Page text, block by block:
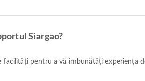
Siargao?